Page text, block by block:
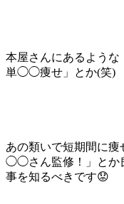
本屋さんにあるよう
単◯◯痩せ」とか(笑)
あの類いで短期間に
◯◯さん監修！」とか
事を知るべきです😟